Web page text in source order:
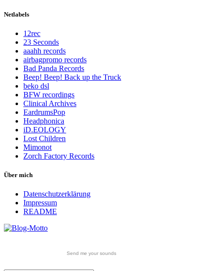
Netlabels
12rec
23 Seconds
aaahh records
airbagpromo records
Bad Panda Records
Beep! Beep! Back up the Truck
beko dsl
BFW recordings
Clinical Archives
EardrumsPop
Headphonica
iD.EOLOGY
Lost Children
Mimonot
Zorch Factory Records
Über mich
Datenschutzerklärung
Impressum
README
Send me your sounds